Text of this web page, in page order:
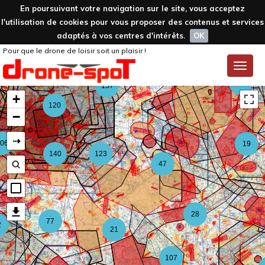
En poursuivant votre navigation sur le site, vous acceptez
l'utilisation de cookies pour vous proposer des contenus et services
adaptés à vos centres d'intérêts.
OK
Toggle
Pour que le drone de loisir soit un plaisir !
107
77
123
157
47
28
19
21
140
120
+
−
⇢